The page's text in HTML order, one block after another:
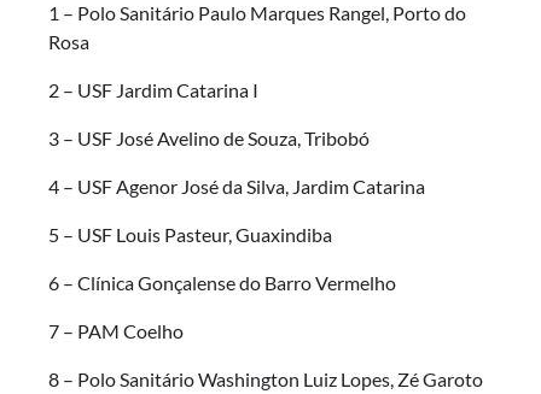
1 – Polo Sanitário Paulo Marques Rangel, Porto do
Rosa
2 – USF Jardim Catarina I
3 – USF José Avelino de Souza, Tribobó
4 – USF Agenor José da Silva, Jardim Catarina
5 – USF Louis Pasteur, Guaxindiba
6 – Clínica Gonçalense do Barro Vermelho
7 – PAM Coelho
8 – Polo Sanitário Washington Luiz Lopes, Zé Garoto